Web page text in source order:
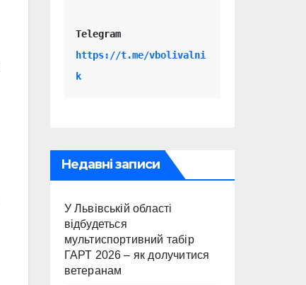
Telegram
https://t.me/vbolivalni
k
Недавні записи
У Львівській області
відбудеться
мультиспортивний табір
ГАРТ 2026 – як долучитися
ветеранам